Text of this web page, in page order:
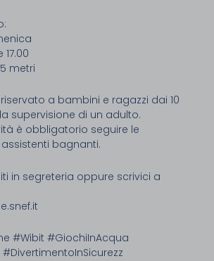
17.00
metri
a bambini e ragazzi dai 10
supervisione di un adulto.
è obbligatorio seguire le
bagnanti.
in segreteria oppure scrivici a
#Wibit #GiochiInAcqua